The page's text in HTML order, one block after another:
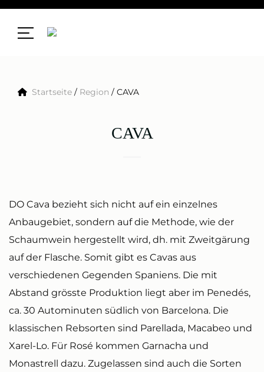
Zum
Inhalt
Startseite / Region / CAVA
CAVA
DO Cava bezieht sich nicht auf ein einzelnes
Anbaugebiet, sondern auf die Methode, wie der
Schaumwein hergestellt wird, dh. mit Zweitgärung
auf der Flasche. Somit gibt es Cavas aus
verschiedenen Gegenden Spaniens. Die mit
Abstand grösste Produktion liegt aber im Penedés,
ca. 30 Autominuten südlich von Barcelona. Die
klassischen Rebsorten sind Parellada, Macabeo und
Xarel-Lo. Für Rosé kommen Garnacha und
Monastrell dazu. Zugelassen sind auch die Sorten